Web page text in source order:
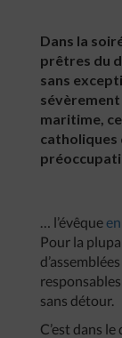
Dans la
prêtres du
sans
maritime,
catholiques
… l’évêque
Pour la
sans détour.
C’est dans